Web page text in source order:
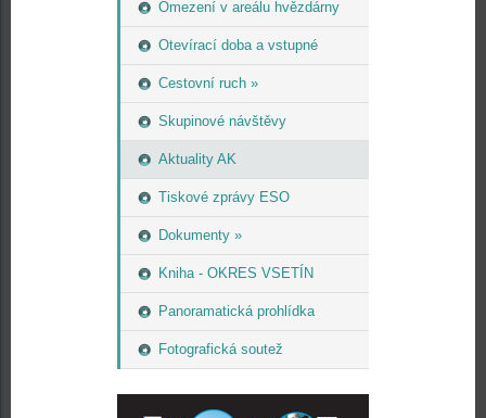
Omezení v areálu hvězdárny
Otevírací doba a vstupné
Cestovní ruch »
Skupinové návštěvy
Aktuality AK
Tiskové zprávy ESO
Dokumenty »
Kniha - OKRES VSETÍN
Panoramatická prohlídka
Fotografická soutež